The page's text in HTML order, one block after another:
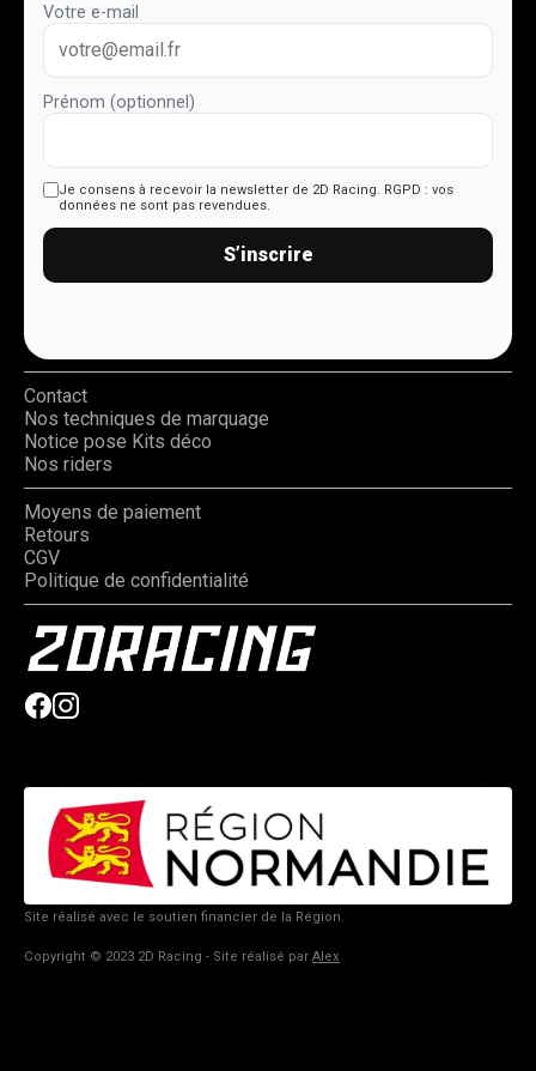
Votre e-mail
Prénom (optionnel)
Je consens à recevoir la newsletter de 2D Racing. RGPD : vos
données ne sont pas revendues.
S’inscrire
Contact
Nos techniques de marquage
Notice pose Kits déco
Nos riders
Moyens de paiement
Retours
CGV
Politique de confidentialité
Site réalisé avec le soutien financier de la Région.
Copyright © 2023 2D Racing - Site réalisé par Alex